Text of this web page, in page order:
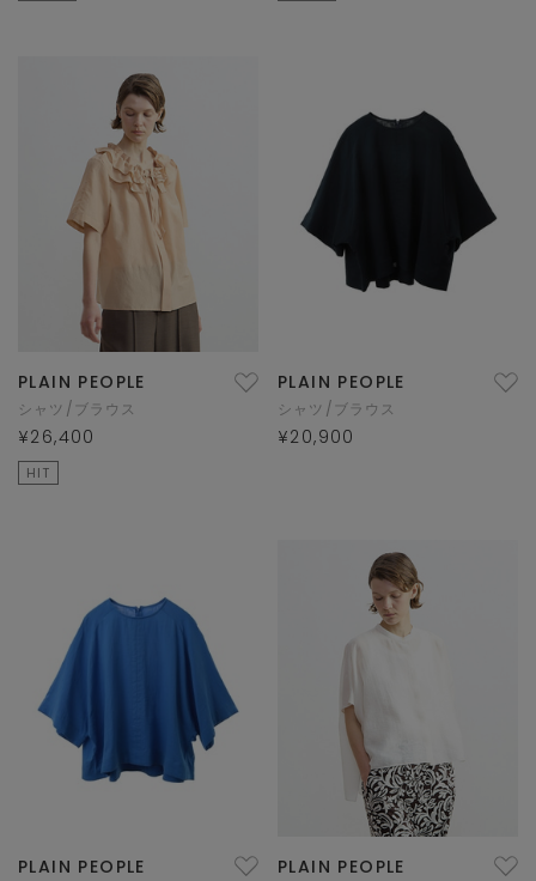
PLAIN PEOPLE
シャツ/ブラウス
¥26,400
HIT
PLAIN PEOPLE
シャツ/ブラウス
¥20,900
PLAIN PEOPLE PLAIN PEOPLE